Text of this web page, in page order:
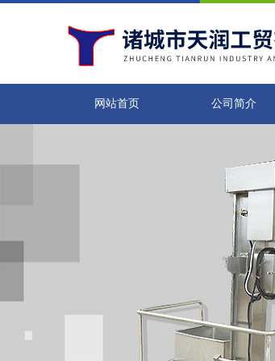
网站首页 公司简介